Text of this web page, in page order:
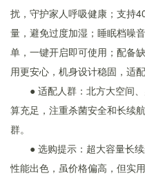
扰，守护家人呼吸健康；支持
量，避免过度加湿；睡眠档噪
单，一键开启即可使用；配备
用更安心，机身设计稳固，适
● 适配人群：北方大空间
算充足，注重杀菌安全和长续
群。
● 选购提示：超大容量长
性能出色，虽价格偏高，但实